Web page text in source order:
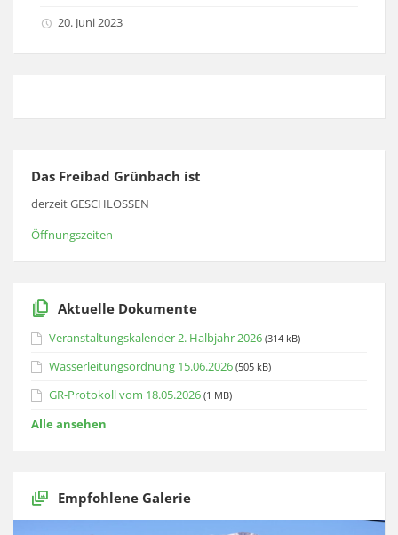
20. Juni 2023
Das Freibad Grünbach ist
derzeit GESCHLOSSEN
Öffnungszeiten
Aktuelle Dokumente
Veranstaltungskalender 2. Halbjahr 2026 (314 kB)
Wasserleitungsordnung 15.06.2026 (505 kB)
GR-Protokoll vom 18.05.2026 (1 MB)
Alle ansehen
Empfohlene Galerie